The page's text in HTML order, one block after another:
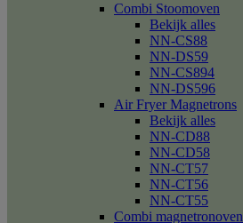
Combi Stoomoven
Bekijk alles
NN-CS88
NN-DS59
NN-CS894
NN-DS596
Air Fryer Magnetrons
Bekijk alles
NN-CD88
NN-CD58
NN-CT57
NN-CT56
NN-CT55
Combi magnetronoven